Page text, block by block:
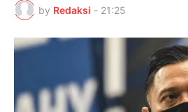
by Redaksi - 21:25